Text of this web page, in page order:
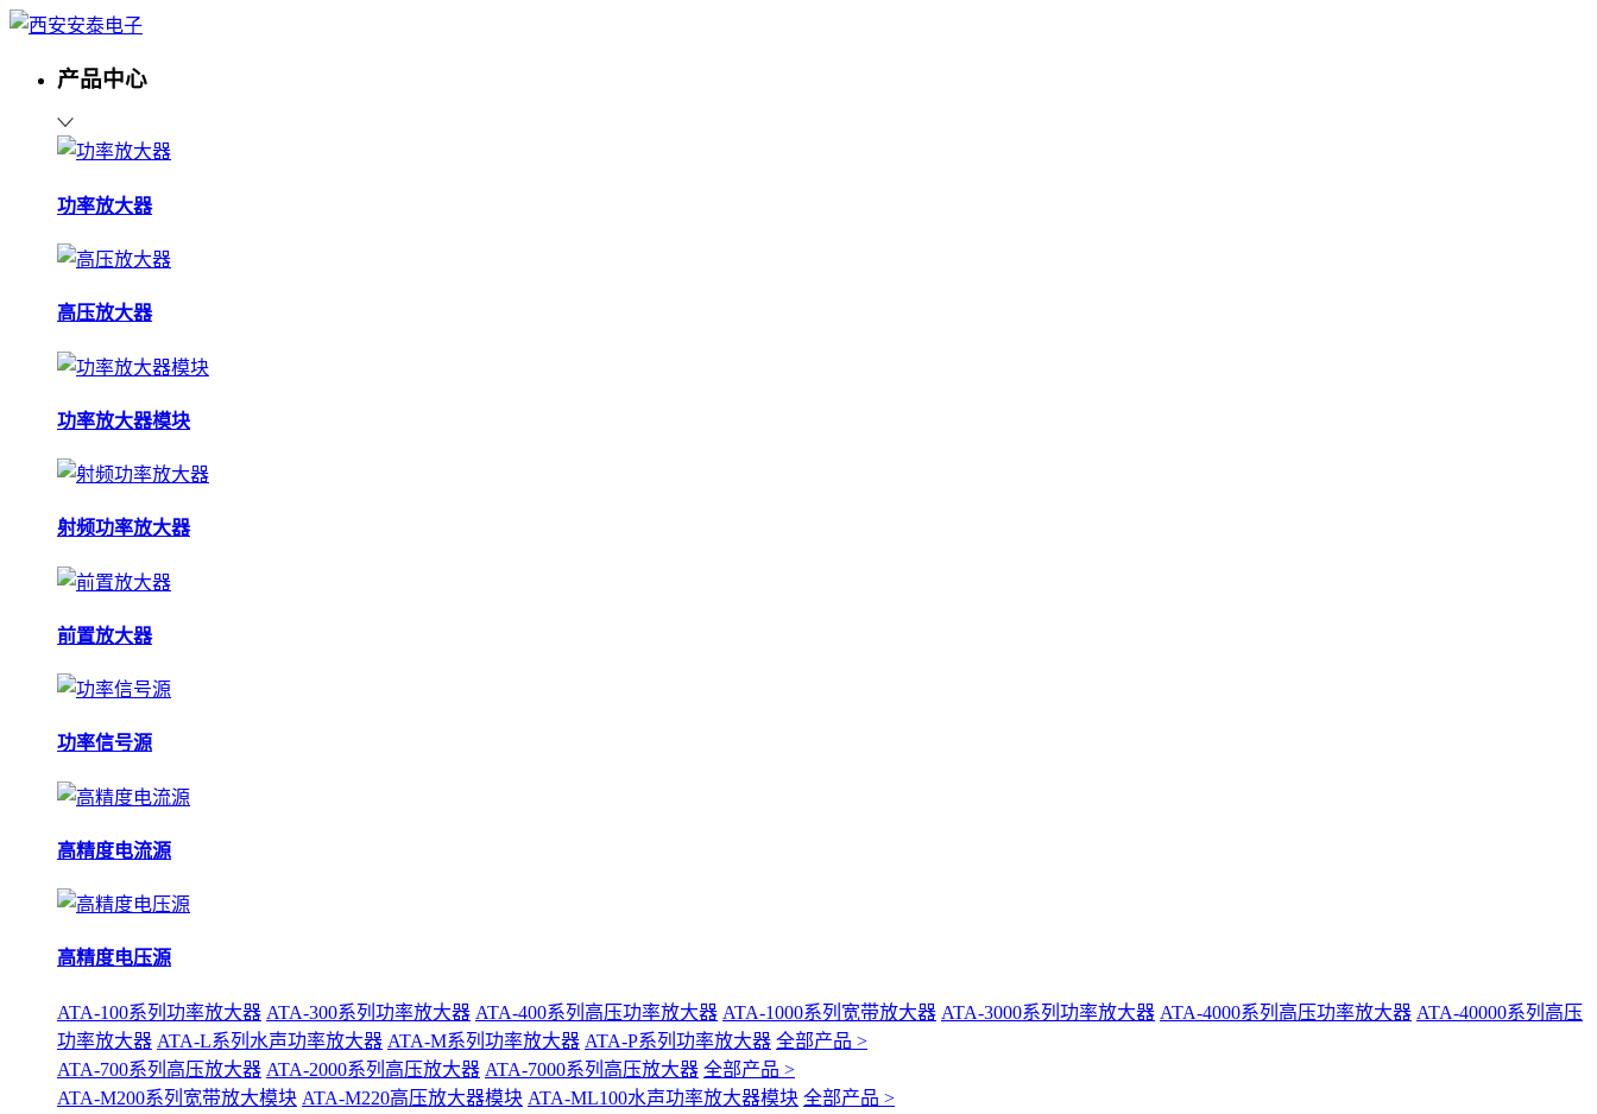
产品中心
功率放大器
高压放大器
功率放大器模块
射频功率放大器
前置放大器
功率信号源
高精度电流源
高精度电压源
ATA-100系列功率放大器 ATA-300系列功率放大器 ATA-400系列高压功率放大器 ATA-1000系列宽带放大器 ATA-3000系列功率放大器 ATA-4000系列高压功率放大器 ATA-40000系列高压
功率放大器 ATA-L系列水声功率放大器 ATA-M系列功率放大器 ATA-P系列功率放大器 全部产品 >
ATA-700系列高压放大器 ATA-2000系列高压放大器 ATA-7000系列高压放大器 全部产品 >
ATA-M200系列宽带放大模块 ATA-M220高压放大器模块 ATA-ML100水声功率放大器模块 全部产品 >